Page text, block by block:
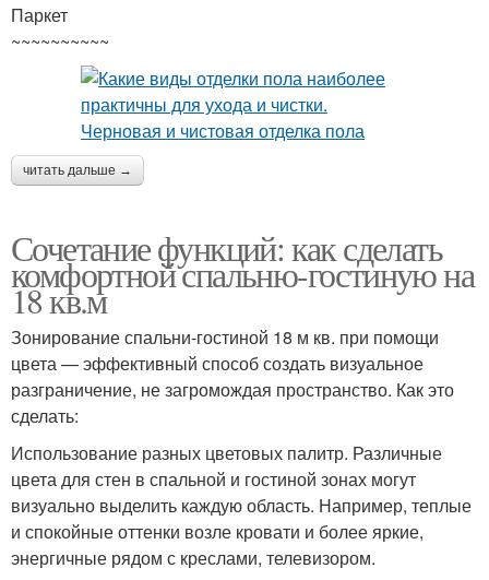
Паркет
~~~~~~~~~~
читать дальше →
Сочетание функций: как сделать
комфортной спальню-гостиную на
18 кв.м
Зонирование спальни-гостиной 18 м кв. при помощи
цвета — эффективный способ создать визуальное
разграничение, не загромождая пространство. Как это
сделать:
Использование разных цветовых палитр. Различные
цвета для стен в спальной и гостиной зонах могут
визуально выделить каждую область. Например, теплые
и спокойные оттенки возле кровати и более яркие,
энергичные рядом с креслами, телевизором.